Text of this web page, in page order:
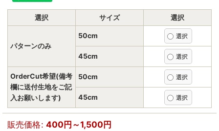
選択 サイズ 選択
パターンのみ
50cm
45cm
OrderCut希望(備考
欄に送付生地をご記
入お願いします)
50cm
45cm
販売価格: 400円～1,500円